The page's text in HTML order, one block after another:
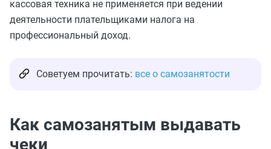
кассовая техника не применяется при ведении
деятельности плательщиками налога на
профессиональный доход.
Советуем прочитать: все о самозанятости
Как самозанятым выдавать
чеки